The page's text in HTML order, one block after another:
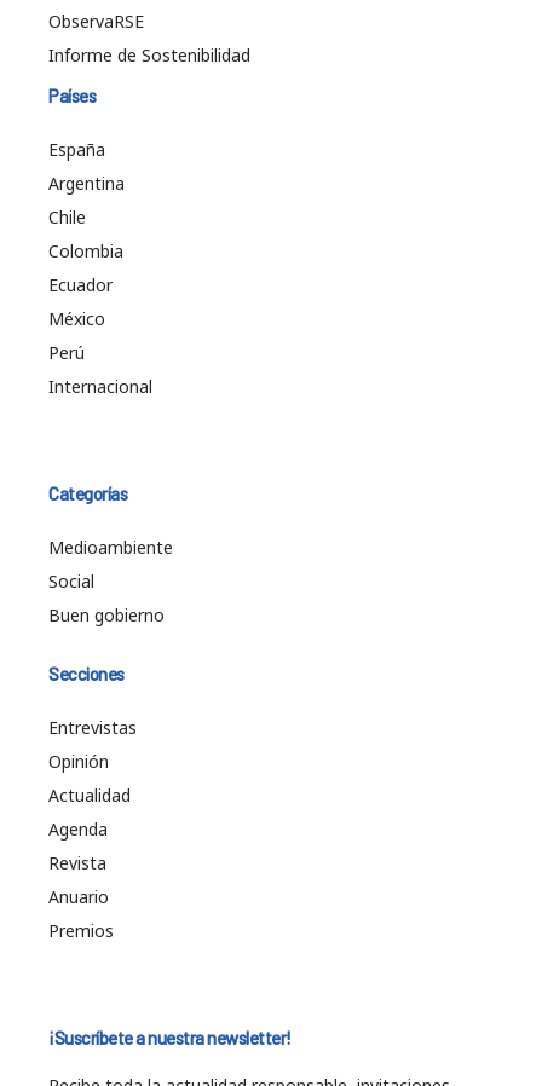
ObservaRSE
Informe de Sostenibilidad
Países
España
Argentina
Chile
Colombia
Ecuador
México
Perú
Internacional
Categorías
Medioambiente
Social
Buen gobierno
Secciones
Entrevistas
Opinión
Actualidad
Agenda
Revista
Anuario
Premios
¡Suscríbete a nuestra newsletter!